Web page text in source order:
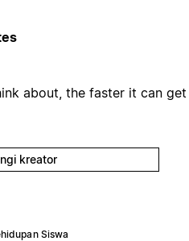
about, the faster it can get
kreator
Siswa